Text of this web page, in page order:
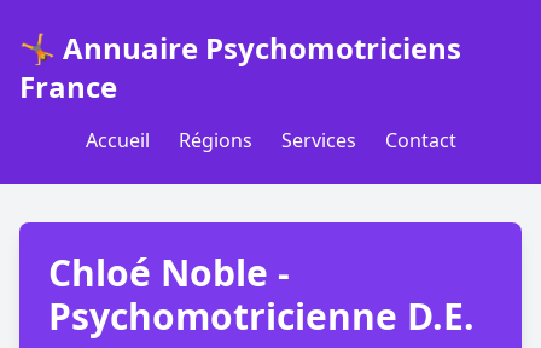
🤸 Annuaire Psychomotriciens
France
Accueil Régions Services Contact
Chloé Noble -
Psychomotricienne D.E.